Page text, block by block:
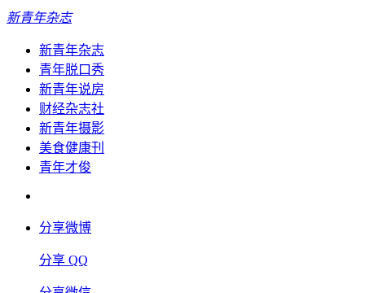
新青年杂志
新青年杂志
青年脱口秀
新青年说房
财经杂志社
新青年摄影
美食健康刊
青年才俊
分享微博
分享 QQ